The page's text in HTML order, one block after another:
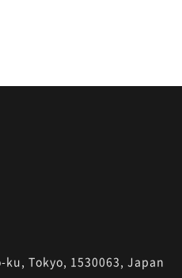
ku, Tokyo, 1530063, Japan